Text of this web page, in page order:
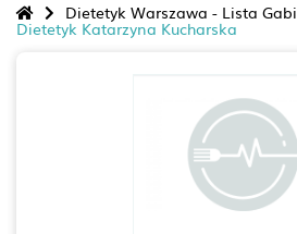
Dietetyk Warszawa - Lista
Dietetyk Katarzyna Kucharska